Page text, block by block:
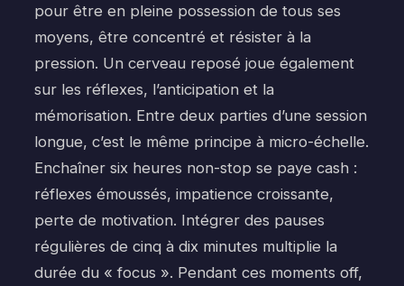
pour être en pleine possession de tous ses
moyens, être concentré et résister à la
pression. Un cerveau reposé joue également
sur les réflexes, l’anticipation et la
mémorisation. Entre deux parties d’une session
longue, c’est le même principe à micro-échelle.
Enchaîner six heures non-stop se paye cash :
réflexes émoussés, impatience croissante,
perte de motivation. Intégrer des pauses
régulières de cinq à dix minutes multiplie la
durée du « focus ». Pendant ces moments off,